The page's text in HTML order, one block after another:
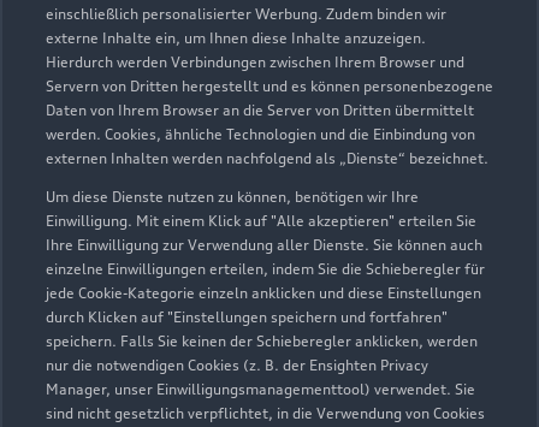
einschließlich personalisierter Werbung. Zudem binden wir
externe Inhalte ein, um Ihnen diese Inhalte anzuzeigen.
Hierdurch werden Verbindungen zwischen Ihrem Browser und
Servern von Dritten hergestellt und es können personenbezogene
Daten von Ihrem Browser an die Server von Dritten übermittelt
werden. Cookies, ähnliche Technologien und die Einbindung von
externen Inhalten werden nachfolgend als „Dienste“ bezeichnet.
Um diese Dienste nutzen zu können, benötigen wir Ihre
Einwilligung. Mit einem Klick auf "Alle akzeptieren" erteilen Sie
Ihre Einwilligung zur Verwendung aller Dienste. Sie können auch
einzelne Einwilligungen erteilen, indem Sie die Schieberegler für
jede Cookie-Kategorie einzeln anklicken und diese Einstellungen
durch Klicken auf "Einstellungen speichern und fortfahren"
speichern. Falls Sie keinen der Schieberegler anklicken, werden
nur die notwendigen Cookies (z. B. der Ensighten Privacy
Manager, unser Einwilligungsmanagementtool) verwendet. Sie
sind nicht gesetzlich verpflichtet, in die Verwendung von Cookies
Zu den Rädern